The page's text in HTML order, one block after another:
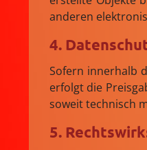
anderen
4.
Sofern innerhalb
erfolgt die
soweit technisch
5.